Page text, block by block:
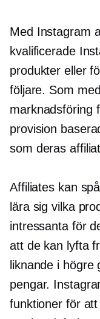
Med Instagram
kvalificerade
produkter eller
följare. Som
marknadsföring
provision
som deras
Affiliates kan
lära sig vilka
intressanta för
att de kan lyfta
liknande i
pengar.
funktioner för